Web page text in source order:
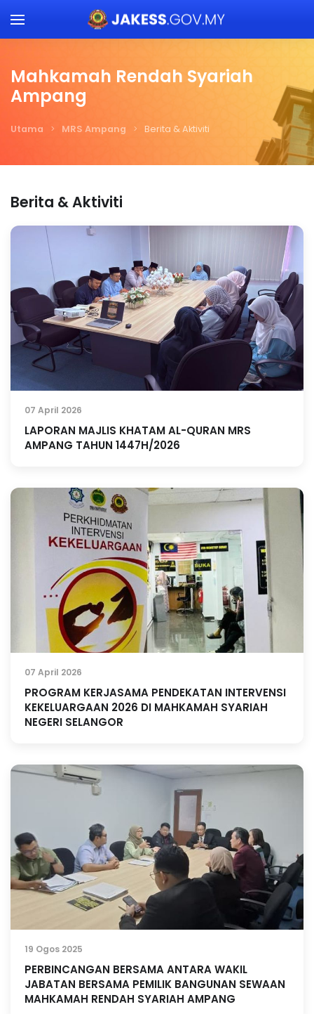
Skip to main content
Mahkamah Rendah Syariah
Ampang
Utama MRS Ampang Berita & Aktiviti
Berita & Aktiviti
07 April 2026
LAPORAN MAJLIS KHATAM AL-QURAN MRS
AMPANG TAHUN 1447H/2026
07 April 2026
PROGRAM KERJASAMA PENDEKATAN INTERVENSI
KEKELUARGAAN 2026 DI MAHKAMAH SYARIAH
NEGERI SELANGOR
19 Ogos 2025
PERBINCANGAN BERSAMA ANTARA WAKIL
JABATAN BERSAMA PEMILIK BANGUNAN SEWAAN
MAHKAMAH RENDAH SYARIAH AMPANG